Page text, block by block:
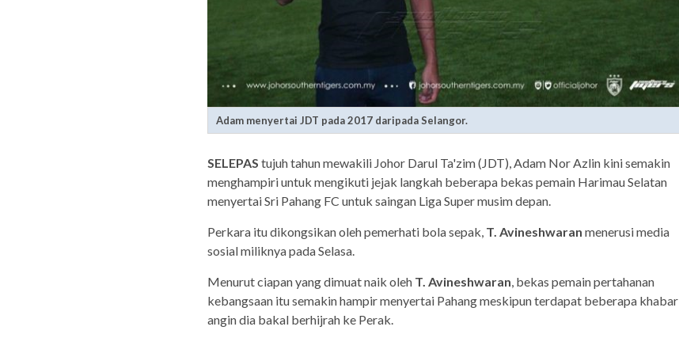
Adam menyertai JDT pada 2017 daripada Selangor.
SELEPAS tujuh tahun mewakili Johor Darul Ta'zim (JDT), Adam Nor Azlin kini semakin
menghampiri untuk mengikuti jejak langkah beberapa bekas pemain Harimau Selatan
menyertai Sri Pahang FC untuk saingan Liga Super musim depan.
Perkara itu dikongsikan oleh pemerhati bola sepak, T. Avineshwaran menerusi media
sosial miliknya pada Selasa.
Menurut ciapan yang dimuat naik oleh T. Avineshwaran, bekas pemain pertahanan
kebangsaan itu semakin hampir menyertai Pahang meskipun terdapat beberapa khabar
angin dia bakal berhijrah ke Perak.